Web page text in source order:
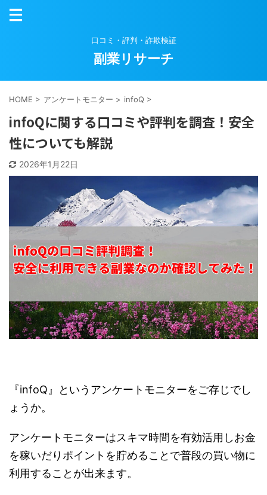
口コミ・評判・詐欺検証
副業リサーチ
HOME > アンケートモニター > infoQ >
infoQに関する口コミや評判を調査！安全
性についても解説
2026年1月22日
『infoQ』というアンケートモニターをご存じでし
ょうか。
アンケートモニターはスキマ時間を有効活用しお金
を稼いだりポイントを貯めることで普段の買い物に
利用することが出来ます。